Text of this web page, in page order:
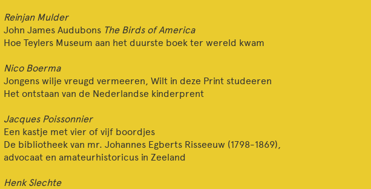
Reinjan Mulder
John James Audubons The Birds of America
Hoe Teylers Museum aan het duurste boek ter wereld kwam
Nico Boerma
Jongens wilje vreugd vermeeren, Wilt in deze Print studeeren
Het ontstaan van de Nederlandse kinderprent
Jacques Poissonnier
Een kastje met vier of vijf boordjes
De bibliotheek van mr. Johannes Egberts Risseeuw (1798-1869),
advocaat en amateurhistoricus in Zeeland
Henk Slechte